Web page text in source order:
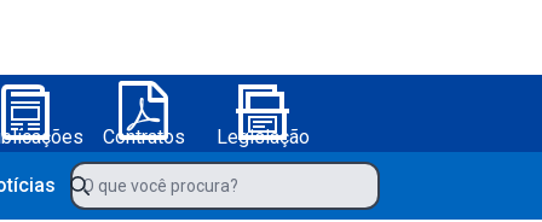
Contratos
Legislação
de Boa Vista do Tupim-BA
O que você procura?